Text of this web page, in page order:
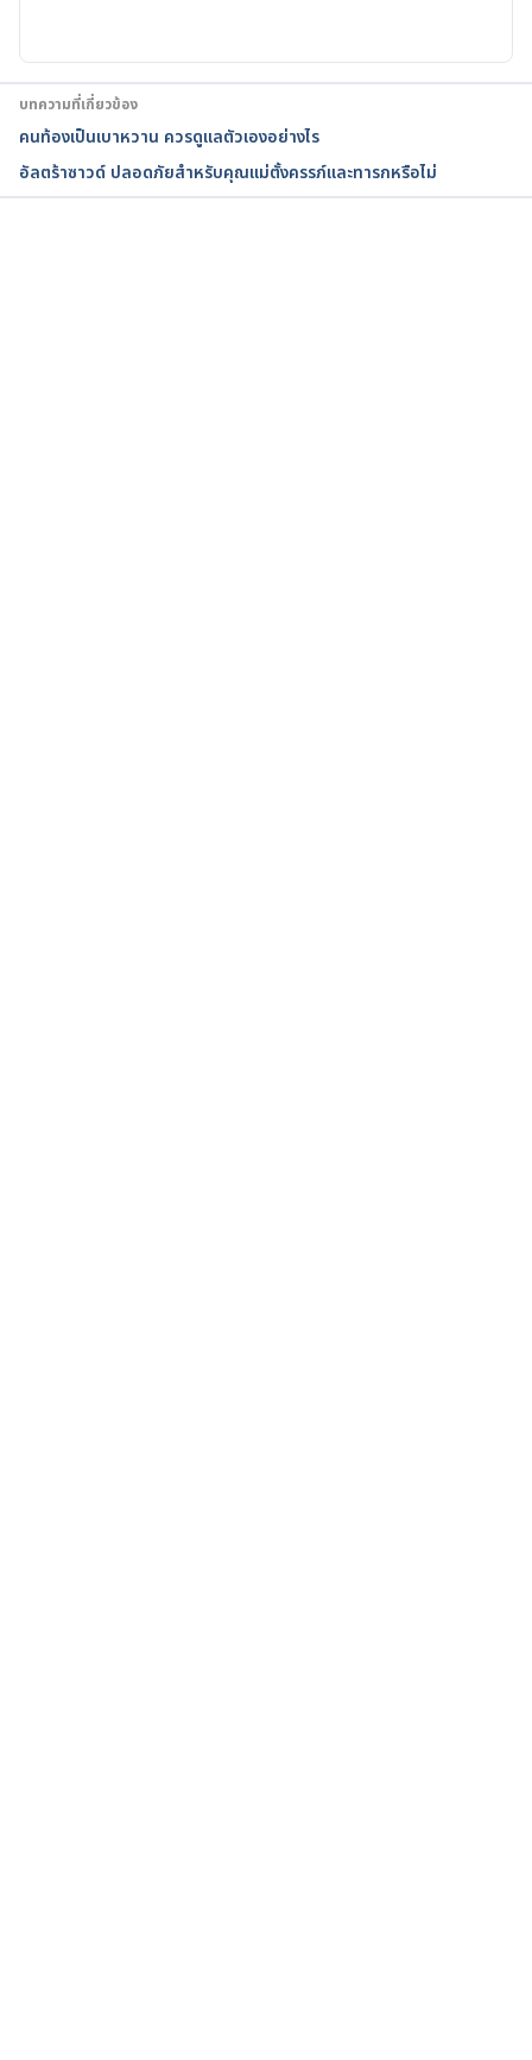
Accessed June 24, 2015.
Gestational diabetes.
https://www.nhs.uk/conditions/gestational-
diabetes/.Accessed July 16, 2021.
บทความที่เกี่ยวข้อง
คนท้องเป็นเบาหวาน ควรดูแลตัวเองอย่างไร
อัลตร้าซาวด์ ปลอดภัยสำหรับคุณแม่ตั้งครรภ์และทารกหรือไม่